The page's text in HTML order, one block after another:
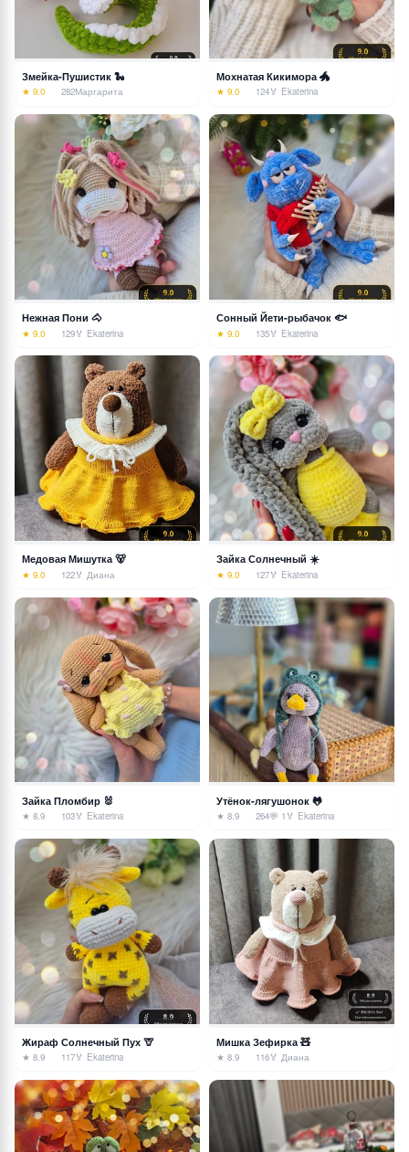
Змейка-Пушистик 🐍
★ 9.0 282Маргарита
Мохнатая Кикимора 🐲
★ 9.0 124🏅 Ekaterina
Нежная Пони 🐴
★ 9.0 129🏅 Ekaterina
Сонный Йети-рыбачок 🐟
★ 9.0 135🏅 Ekaterina
Медовая Мишутка 🐻
★ 9.0 122🏅 Диана
Зайка Солнечный ☀️
★ 9.0 127🏅 Ekaterina
Зайка Пломбир 🐰
★ 8.9 103🏅 Ekaterina
Утёнок-лягушонок 🐸
★ 8.9 264💬 1 🏅 Ekaterina
Жираф Солнечный Пух 🦒
★ 8.9 117🏅 Ekaterina
Мишка Зефирка 🧸
★ 8.9 116🏅 Диана